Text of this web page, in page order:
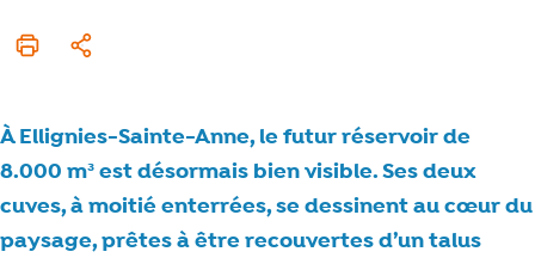
Imprimer cet article
Partager
À Ellignies-Sainte-Anne, le futur réservoir de
8.000 m³ est désormais bien visible. Ses deux
cuves, à moitié enterrées, se dessinent au cœur du
paysage, prêtes à être recouvertes d’un talus